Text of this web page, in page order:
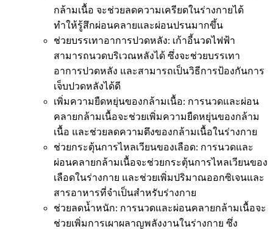
กล้ามเนื้อ จะช่วยลดความเครียดในร่างกายได้
ทำให้รู้สึกผ่อนคลายและผ่อนปรนมากขึ้น
ช่วยบรรเทาอาการปวดหลัง: เก้าอี้นวดไฟฟ้า
สามารถนวดบริเวณหลังได้ ซึ่งจะช่วยบรรเทา
อาการปวดหลัง และสามารถเป็นวิธีการป้องกันการ
เจ็บปวดหลังได้ดี
เพิ่มความยืดหยุ่นของกล้ามเนื้อ: การนวดและผ่อน
คลายกล้ามเนื้อจะช่วยเพิ่มความยืดหยุ่นของกล้าม
เนื้อ และช่วยลดความตึงของกล้ามเนื้อในร่างกาย
ช่วยกระตุ้นการไหลเวียนของเลือด: การนวดและ
ผ่อนคลายกล้ามเนื้อจะช่วยกระตุ้นการไหลเวียนของ
เลือดในร่างกาย และช่วยเพิ่มปริมาณออกซิเจนและ
สารอาหารที่จำเป็นสำหรับร่างกาย
ช่วยลดน้ำหนัก: การนวดและผ่อนคลายกล้ามเนื้อจะ
ช่วยเพิ่มการเผาผลาญพลังงานในร่างกาย ซึ่ง